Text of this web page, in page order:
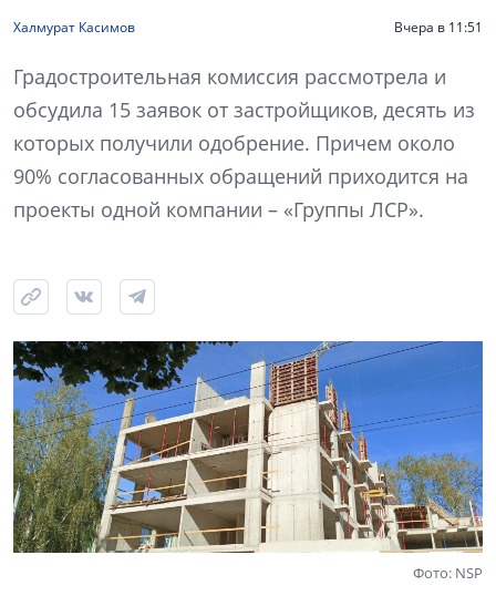
Халмурат Касимов Вчера в 11:51
Градостроительная комиссия рассмотрела и
обсудила 15 заявок от застройщиков, десять из
которых получили одобрение. Причем около
90% согласованных обращений приходится на
проекты одной компании – «Группы ЛСР».
Фото: NSP